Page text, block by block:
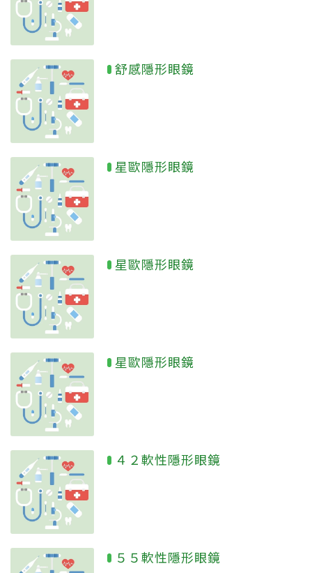
舒感隱形眼鏡
星歐隱形眼鏡
星歐隱形眼鏡
星歐隱形眼鏡
４２軟性隱形眼鏡
５５軟性隱形眼鏡